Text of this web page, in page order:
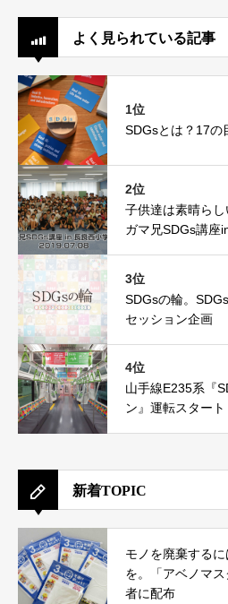
よく見られている記事
1位
SDGsとは？17の
2位
子供達は素晴らし
ガマ兄SDGs講座
3位
SDGsの輪。
セッション企画
4位
山手線E235系『
ン』運転スタート
新着TOPIC
モノを廃棄する
を。「アベノマ
者に配布